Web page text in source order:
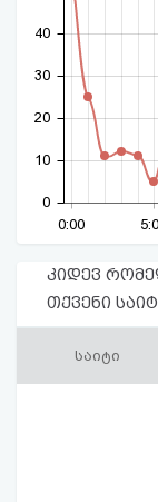
0:00
0
10
20
30
40
კიდევ
თქვენი
საიტი